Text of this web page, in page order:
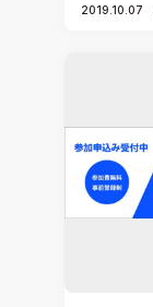
2019.10.07